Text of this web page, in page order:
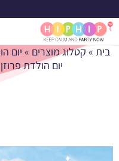
מפיות
בית » קטלוג מוצרים » יום
יום הולדת פרוזן